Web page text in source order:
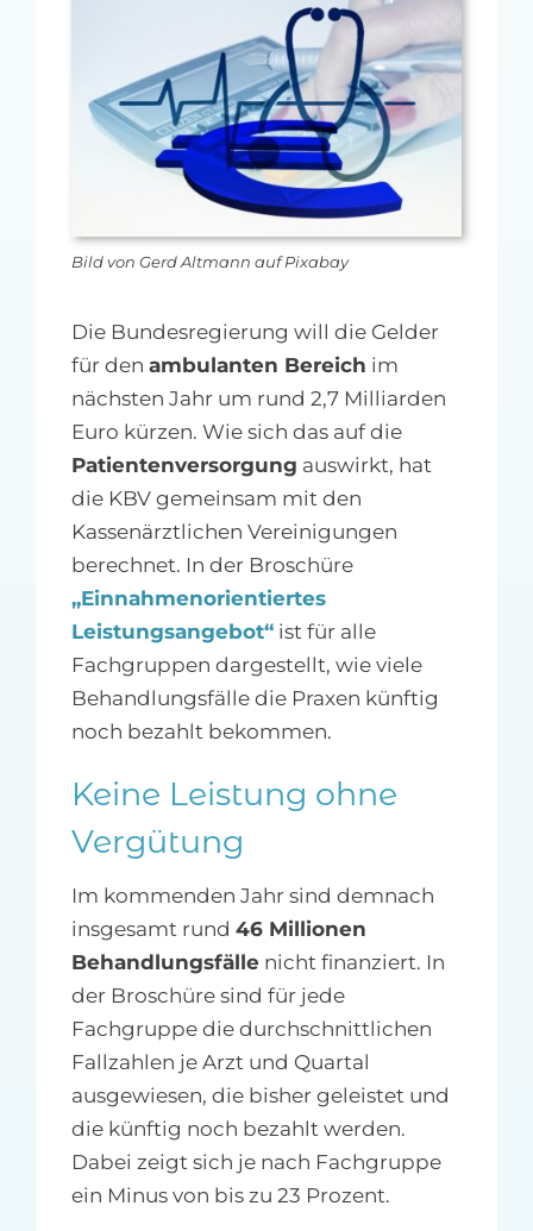
MFA-heute Newsletter-Anmeldung
Über uns
Ihre Werbung auf MFA-heute.de
nach:Bild von Gerd Altmann auf Pixabay
Die Bundesregierung will die Gelder
für den ambulanten Bereich im
nächsten Jahr um rund 2,7 Milliarden
Euro kürzen. Wie sich das auf die
Patientenversorgung auswirkt, hat
die KBV gemeinsam mit den
Kassenärztlichen Vereinigungen
berechnet. In der Broschüre
„Einnahmenorientiertes
Leistungsangebot“ist für alle
Fachgruppen dargestellt, wie viele
Behandlungsfälle die Praxen künftig
noch bezahlt bekommen.
Keine Leistung ohne
Vergütung
Im kommenden Jahr sind demnach
insgesamt rund 46 Millionen
Behandlungsfällenicht finanziert. In
der Broschüre sind für jede
Fachgruppe die durchschnittlichen
Fallzahlen je Arzt und Quartal
ausgewiesen, die bisher geleistet und
die künftig noch bezahlt werden.
Dabei zeigt sich je nach Fachgruppe
ein Minus von bis zu 23 Prozent.